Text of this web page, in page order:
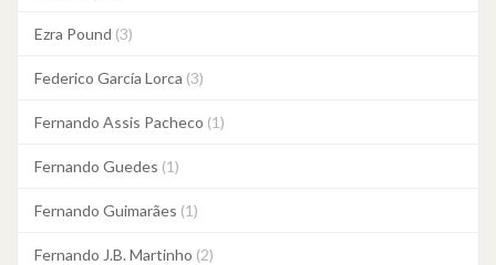
Ezra Pound (3)
Federico García Lorca (3)
Fernando Assis Pacheco (1)
Fernando Guedes (1)
Fernando Guimarães (1)
Fernando J.B. Martinho (2)